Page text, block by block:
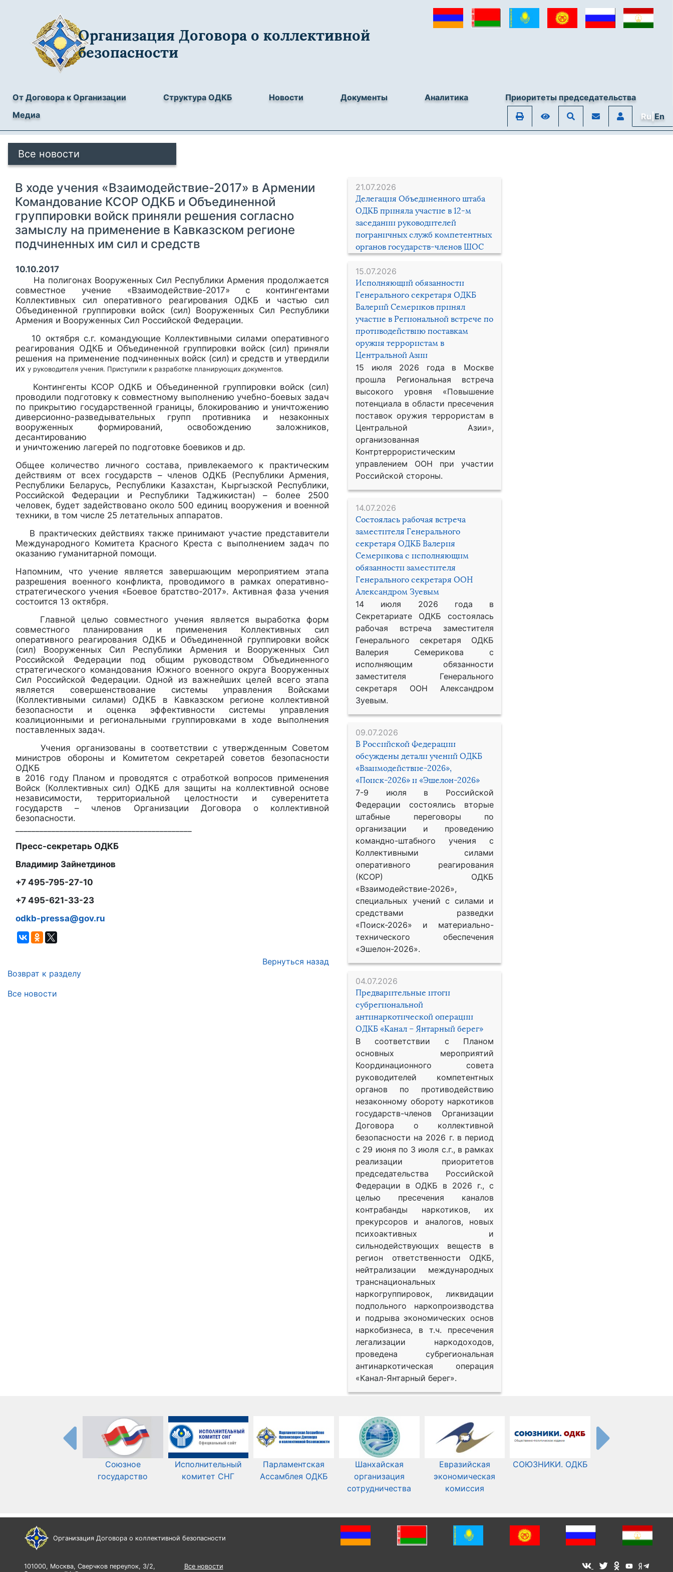
Организация Договора о коллективной
безопасности
От Договора к Организации Структура ОДКБ Новости Документы Аналитика
Приоритеты председательства
Медиа
Ru|En
Все новости
21.07.2026
Делегация Объединенного штаба
ОДКБ приняла участие в 12-м
заседании руководителей
пограничных служб компетентных
органов государств-членов ШОС
15.07.2026
Исполняющий обязанности
Генерального секретаря ОДКБ
Валерий Семериков принял
участие в Региональной встрече по
противодействию поставкам
оружия террористам в
Центральной Азии
15 июля 2026 года в Москве
прошла Региональная встреча
высокого уровня «Повышение
потенциала в области пресечения
поставок оружия террористам в
Центральной Азии»,
организованная
Контртеррористическим
управлением ООН при участии
Российской стороны.
14.07.2026
Состоялась рабочая встреча
заместителя Генерального
секретаря ОДКБ Валерия
Семерикова с исполняющим
обязанности заместителя
Генерального секретаря ООН
Александром Зуевым
14 июля 2026 года в
Секретариате ОДКБ состоялась
рабочая встреча заместителя
Генерального секретаря ОДКБ
Валерия Семерикова с
исполняющим обязанности
заместителя Генерального
секретаря ООН Александром
Зуевым.
09.07.2026
В Российской Федерации
обсуждены детали учений ОДКБ
«Взаимодействие-2026»,
«Поиск-2026» и «Эшелон-2026»
7-9 июля в Российской
Федерации состоялись вторые
штабные переговоры по
организации и проведению
командно-штабного учения с
Коллективными силами
оперативного реагирования
(КСОР) ОДКБ
«Взаимодействие-2026»,
специальных учений с силами и
средствами разведки
«Поиск-2026» и материально-
технического обеспечения
«Эшелон-2026».
04.07.2026
Предварительные итоги
субрегиональной
антинаркотической операции
ОДКБ «Канал – Янтарный берег»
В соответствии с Планом
основных мероприятий
Координационного совета
руководителей компетентных
органов по противодействию
незаконному обороту наркотиков
государств-членов Организации
Договора о коллективной
безопасности на 2026 г. в период
с 29 июня по 3 июля с.г., в рамках
реализации приоритетов
председательства Российской
Федерации в ОДКБ в 2026 г., с
целью пресечения каналов
контрабанды наркотиков, их
прекурсоров и аналогов, новых
психоактивных и
сильнодействующих веществ в
регион ответственности ОДКБ,
нейтрализации международных
транснациональных
наркогруппировок, ликвидации
подпольного наркопроизводства
и подрыва экономических основ
наркобизнеса, в т.ч. пресечения
легализации наркодоходов,
проведена субрегиональная
антинаркотическая операция
«Канал-Янтарный берег».
В ходе учения «Взаимодействие-2017» в Армении
Командование КСОР ОДКБ и Объединенной
группировки войск приняли решения согласно
замыслу на применение в Кавказском регионе
подчиненных им сил и средств
10.10.2017
На полигонах Вооруженных Сил Республики Армения продолжается
совместное учение «Взаимодействие-2017» с контингентами
Коллективных сил оперативного реагирования ОДКБ и частью сил
Объединенной группировки войск (сил) Вооруженных Сил Республики
Армения и Вооруженных Сил Российской Федерации.
10 октября с.г. командующие Коллективными силами оперативного
реагирования ОДКБ и Объединенной группировки войск (сил) приняли
решения на применение подчиненных войск (сил) и средств и утвердили
их у руководителя учения. Приступили к разработке планирующих документов.
Контингенты КСОР ОДКБ и Объединенной группировки войск (сил)
проводили подготовку к совместному выполнению учебно-боевых задач
по прикрытию государственной границы, блокированию и уничтожению
диверсионно-разведывательных групп противника и незаконных
вооруженных формирований, освобождению заложников,
десантированию
и уничтожению лагерей по подготовке боевиков и др.
Общее количество личного состава, привлекаемого к практическим
действиям от всех государств – членов ОДКБ (Республики Армения,
Республики Беларусь, Республики Казахстан, Кыргызской Республики,
Российской Федерации и Республики Таджикистан) – более 2500
человек, будет задействовано около 500 единиц вооружения и военной
техники, в том числе 25 летательных аппаратов.
В практических действиях также принимают участие представители
Международного Комитета Красного Креста с выполнением задач по
оказанию гуманитарной помощи.
Напомним, что учение является завершающим мероприятием этапа
разрешения военного конфликта, проводимого в рамках оперативно-
стратегического учения «Боевое братство-2017». Активная фаза учения
состоится 13 октября.
Главной целью совместного учения является выработка форм
совместного планирования и применения Коллективных сил
оперативного реагирования ОДКБ и Объединенной группировки войск
(сил) Вооруженных Сил Республики Армения и Вооруженных Сил
Российской Федерации под общим руководством Объединенного
стратегического командования Южного военного округа Вооруженных
Сил Российской Федерации. Одной из важнейших целей всего этапа
является совершенствование системы управления Войсками
(Коллективными силами) ОДКБ в Кавказском регионе коллективной
безопасности и оценка эффективности системы управления
коалиционными и региональными группировками в ходе выполнения
поставленных задач.
Учения организованы в соответствии с утвержденным Советом
министров обороны и Комитетом секретарей советов безопасности
ОДКБ
в 2016 году Планом и проводятся с отработкой вопросов применения
Войск (Коллективных сил) ОДКБ для защиты на коллективной основе
независимости, территориальной целостности и суверенитета
государств – членов Организации Договора о коллективной
безопасности.
Пресс-секретарь ОДКБ
Владимир Зайнетдинов
+7 495-795-27-10
+7 495-621-33-23
odkb-pressa@gov.ru
Вернуться назад
Возврат к разделу
Все новости
Союзное
государство
Исполнительный
комитет СНГ
Парламентская
Ассамблея ОДКБ
Шанхайская
организация
сотрудничества
Евразийская
экономическая
комиссия
СОЮЗНИКИ. ОДКБ
Организация Договора о коллективной безопасности
101000, Москва, Сверчков переулок, 3/2,
Все новости